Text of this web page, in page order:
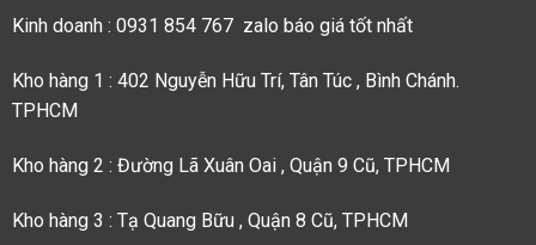
Kinh doanh : 0931 854 767 zalo báo giá tốt nhất
Kho hàng 1 : 402 Nguyễn Hữu Trí, Tân Túc , Bình Chánh.
TPHCM
Kho hàng 2 : Đường Lã Xuân Oai , Quận 9 Cũ, TPHCM
Kho hàng 3 : Tạ Quang Bữu , Quận 8 Cũ, TPHCM